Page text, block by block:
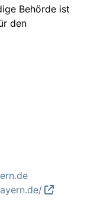
Behörde ist
den